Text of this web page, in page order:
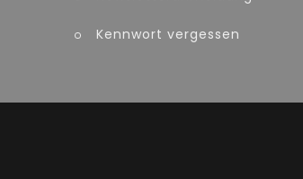
Kennwort vergessen